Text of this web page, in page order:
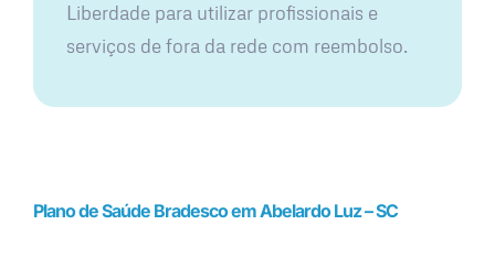
Liberdade para utilizar profissionais e
serviços de fora da rede com reembolso.
Plano de Saúde Bradesco em Abelardo Luz – SC